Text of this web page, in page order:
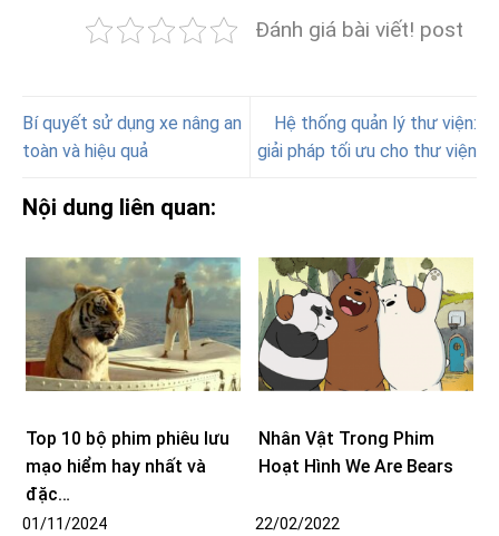
Đánh giá bài viết! post
Bí quyết sử dụng xe nâng an
toàn và hiệu quả
Hệ thống quản lý thư viện:
giải pháp tối ưu cho thư viện
Nội dung liên quan:
Top 10 bộ phim phiêu lưu
mạo hiểm hay nhất và
đặc…
01/11/2024
Nhân Vật Trong Phim
Hoạt Hình We Are Bears
22/02/2022